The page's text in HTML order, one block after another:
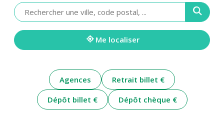
Veuillez
renseigner
une
adresse
Me localiser
Agences
Retrait billet €
Dépôt billet €
Dépôt chèque €